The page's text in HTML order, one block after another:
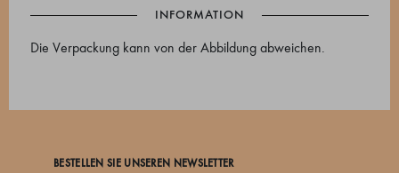
INFORMATION
Die Verpackung kann von der Abbildung abweichen.
BESTELLEN SIE UNSEREN NEWSLETTER